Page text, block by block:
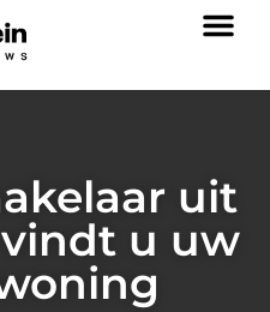
uit
u uw